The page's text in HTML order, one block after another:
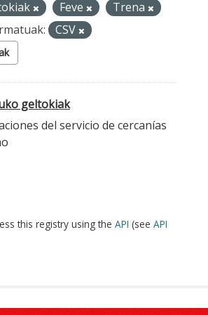
Feve
Trena
CSV
geltokiak
del servicio de cercanías
this registry using the API (see API